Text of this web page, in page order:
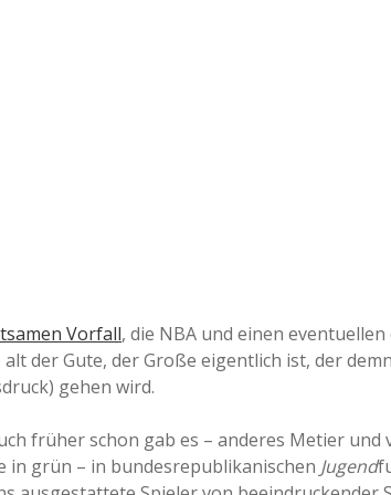
d
Vorfall, die NBA und einen
der Gute, der Große eigentlich ist, der
gehen wird.
früher schon gab es – anderes Metier und
in grün – in bundesrepublikanischen Jugend